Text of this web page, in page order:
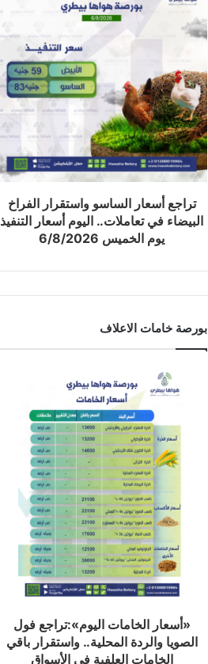
تراجع أسعار الساسو واستقرار الفراخ
البيضاء في تعاملات.. اليوم أسعار التنفيذ
يوم الخميس 6/8/2026
بورصة خامات الاعلاف
«أسعار الخامات اليوم»:تراجع فول
الصويا والردة المحلية.. واستقرار باقي
الخامات العلفية في الأسواق